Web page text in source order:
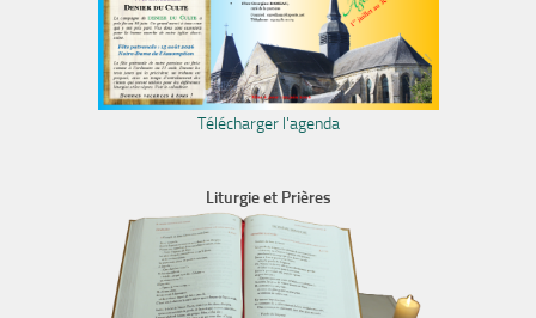
Télécharger l'agenda
Liturgie et Prières